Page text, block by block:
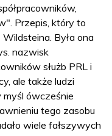
Przepis, który to
Była ona
nazwisk
służb PRL i
ale także ludzi
ówcześnie
tego zasobu
wiele fałszywych